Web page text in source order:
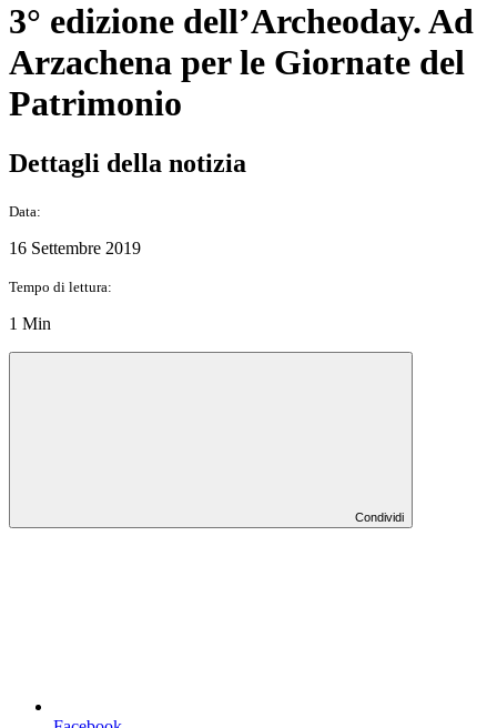
3° edizione dell’Archeoday. Ad
Arzachena per le Giornate del
Patrimonio
Dettagli della notizia
Data:
16 Settembre 2019
Tempo di lettura:
1 Min
Condividi